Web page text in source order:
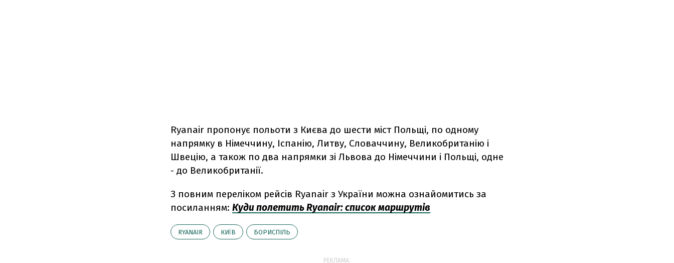
Ryanair пропонує польоти з Києва до шести міст Польщі, по одному
напрямку в Німеччину, Іспанію, Литву, Словаччину, Великобританію і
Швецію, а також по два напрямки зі Львова до Німеччини і Польщі, одне
- до Великобританії.
З повним переліком рейсів Ryanair з України можна ознайомитись за
посиланням: Куди полетить Ryanair: список маршрутів
RYANAIR КИЇВ БОРИСПІЛЬ
РЕКЛАМА: